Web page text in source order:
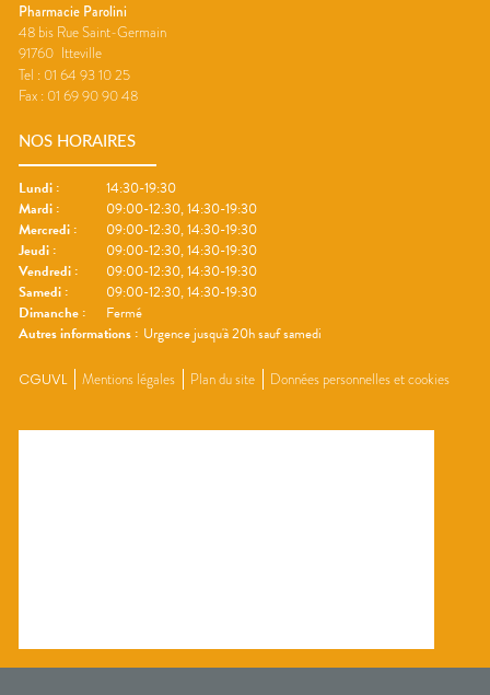
Pharmacie Parolini
48 bis Rue Saint-Germain
91760 Itteville
Tel : 01 64 93 10 25
Fax : 01 69 90 90 48
NOS HORAIRES
Lundi :
14:30-19:30
Mardi :
09:00-12:30, 14:30-19:30
Mercredi :
09:00-12:30, 14:30-19:30
Jeudi :
09:00-12:30, 14:30-19:30
Vendredi :
09:00-12:30, 14:30-19:30
Samedi :
09:00-12:30, 14:30-19:30
Dimanche :
Fermé
Autres informations : Urgence jusqu'à 20h sauf samedi
CGUVL Mentions légales Plan du site Données personnelles et cookies